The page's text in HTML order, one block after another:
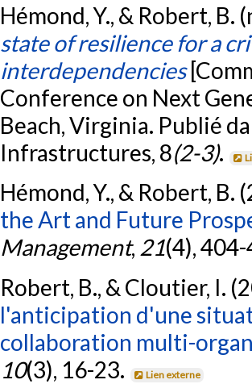
Hémond, Y., & Robert,
state of resilience for a
interdependencies
Conference on Next
Beach, Virginia. Publié
Infrastructures, 8(2-3).
Hémond, Y., & Robert, B.
the Art and Future
Management, 21(4),
Robert, B., & Cloutier, I.
l'anticipation d'une
collaboration multi-
10(3), 16-23. Lien externe